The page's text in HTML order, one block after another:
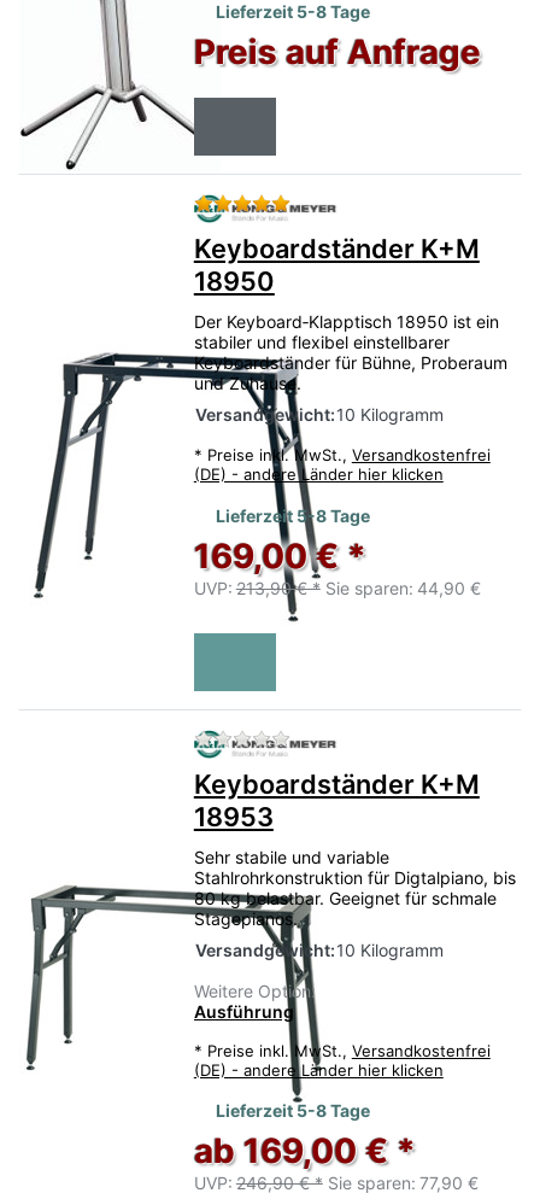
Lieferzeit 5-8 Tage
Preis auf Anfrage
Bewertung: 5 von 5
Keyboardständer K+M
18950
Der Keyboard‑Klapptisch 18950 ist ein
stabiler und flexibel einstellbarer
Keyboardständer für Bühne, Proberaum
und Zuhause.
Versandgewicht:10 Kilogramm
* Preise inkl. MwSt., Versandkostenfrei
(DE) - andere Länder hier klicken
Lieferzeit 5-8 Tage
169,00 € *
UVP: 213,90 € * Sie sparen: 44,90 €
Zu diesem Produkt liegen
Keyboardständer K+M
18953
Sehr stabile und variable
Stahlrohrkonstruktion für Digtalpiano, bis
80 kg belastbar. Geeignet für schmale
Stagepianos.
Versandgewicht:10 Kilogramm
Weitere Option:
Ausführung
* Preise inkl. MwSt., Versandkostenfrei
(DE) - andere Länder hier klicken
Lieferzeit 5-8 Tage
ab 169,00 € *
UVP: 246,90 € * Sie sparen: 77,90 €